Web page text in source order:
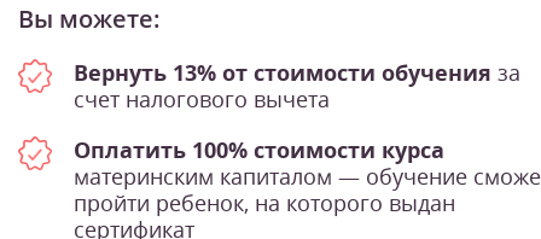
Вы можете:
Вернуть 13% от стоимости обучения за
счет налогового вычета
Оплатить 100% стоимости курса
материнским капиталом — обучение
пройти ребенок, на которого выдан
сертификат